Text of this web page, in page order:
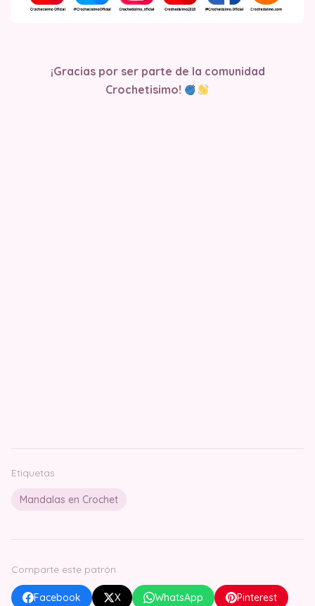
¡Gracias por ser parte de la comunidad
Crochetisimo!
Etiquetas
Mandalas en Crochet
Comparte este patrón
Facebook X WhatsApp Pinterest